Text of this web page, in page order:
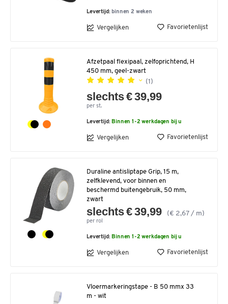
Levertijd:binnen 2 weken
Vergelijken Favorietenlijst
Afzetpaal flexipaal, zelfoprichtend, H
450 mm, geel-zwart
(1)
slechts € 39,99
per st.
Levertijd:Binnen 1-2 werkdagen bij u
Vergelijken Favorietenlijst
Duraline antisliptape Grip, 15 m,
zelfklevend, voor binnen en
beschermd buitengebruik, 50 mm,
zwart
slechts € 39,99 (€ 2,67 / m)
per rol
Levertijd:Binnen 1-2 werkdagen bij u
Vergelijken Favorietenlijst
Vloermarkeringstape - B 50 mmx 33
m - wit